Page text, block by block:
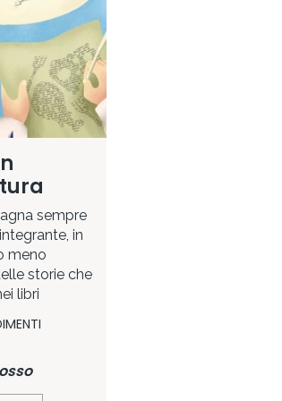
sempre
in
meno
storie che
libri